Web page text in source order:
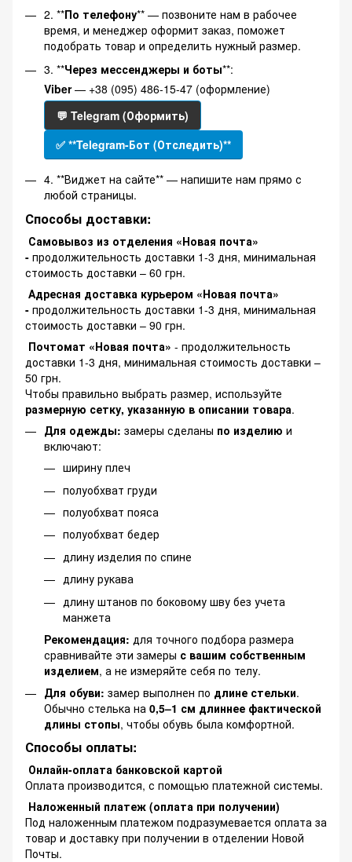
2. **По телефону** — позвоните нам в рабочее
время, и менеджер оформит заказ, поможет
подобрать товар и определить нужный размер.
3. **Через мессенджеры и боты**:
Viber— +38 (095) 486-15-47 (оформление)
💬 Telegram (Оформить)
✅ **Telegram-Бот (Отследить)**
4. **Виджет на сайте** — напишите нам прямо с
любой страницы.
Способы доставки:
Самовывоз из отделения «Новая почта»
- продолжительность доставки 1-3 дня, минимальная
стоимость доставки – 60 грн.
Адресная доставка курьером «Новая почта»
- продолжительность доставки 1-3 дня, минимальная
стоимость доставки – 90 грн.
Почтомат «Новая почта» - продолжительность
доставки 1-3 дня, минимальная стоимость доставки –
50 грн.
Чтобы правильно выбрать размер, используйте
размерную сетку, указанную в описании товара.
Для одежды: замеры сделаны по изделию и
включают:
ширину плеч
полуобхват груди
полуобхват пояса
полуобхват бедер
длину изделия по спине
длину рукава
длину штанов по боковому шву без учета
манжета
Рекомендация: для точного подбора размера
сравнивайте эти замеры с вашим собственным
изделием, а не измеряйте себя по телу.
Для обуви: замер выполнен по длине стельки.
Обычно стелька на 0,5–1 см длиннее фактической
длины стопы, чтобы обувь была комфортной.
Способы оплаты:
Онлайн-оплата банковской картой
Оплата производится, с помощью платежной системы.
Наложенный платеж (оплата при получении)
Под наложенным платежом подразумевается оплата за
товар и доставку при получении в отделении Новой
Почты.